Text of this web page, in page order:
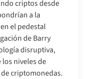
criptos desde
a la
el pedestal
de Barry
disruptiva,
los niveles de
criptomonedas.